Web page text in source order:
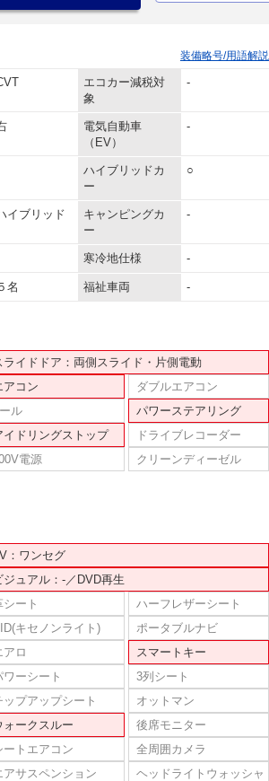
装備略号/用語解説
エコカー減税対
象
-
電気自動車
（EV）
-
ハイブリッドカ
ー
○
イブリッド
キャンピングカ
ー
-
寒冷地仕様 -
名 福祉車両 -
ライドドア：両側スライド・片側電動
アコン
ダブルエアコン
ル
パワーステアリング
イドリングストップ
ドライブレコーダー
電源
クリーンディーゼル
：ワンセグ
ジュアル：-／DVD再生
シート
ハーフレザーシート
キセノンライト)
ポータブルナビ
アロ
スマートキー
ワーシート
3列シート
ップアップシート
オットマン
ォークスルー
後席モニター
ートエアコン
全周囲カメラ
アサスペンション
ヘッドライトウォッシャ